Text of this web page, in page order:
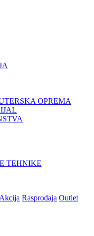
OPREMA
TEHNIKE
Akcija Rasprodaja Outlet